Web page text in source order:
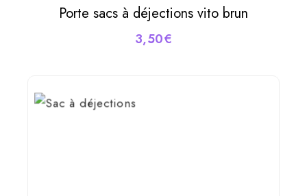
AJOUTER AU PANIER
Porte sacs à déjections vito brun
3,50€